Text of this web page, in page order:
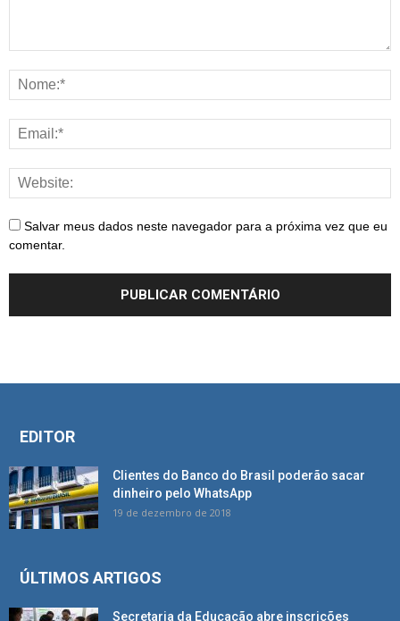
Salvar meus dados neste navegador para a próxima vez que eu
comentar.
EDITOR
Clientes do Banco do Brasil poderão sacar
dinheiro pelo WhatsApp
19 de dezembro de 2018
ÚLTIMOS ARTIGOS
Secretaria da Educação abre inscrições